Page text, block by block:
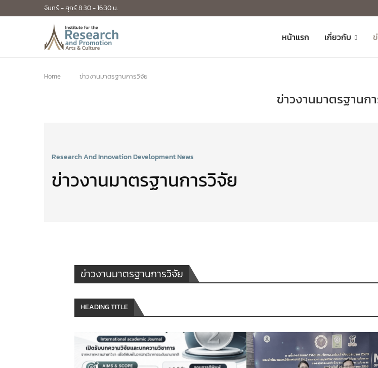
จันทร์ - ศุกร์ 8:30 - 16:30 น.
หน้าแรก เกี่ยวกับ
Home ข่าวงานมาตรฐานการวิจัย
ข่าวงานมาตรฐานก
Research And Innovation Development News
ข่าวงานมาตรฐานการวิจัย
ข่าวงานมาตรฐานการวิจัย
HEADING TITLE